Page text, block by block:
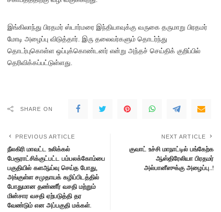
இங்கிலாந்து பிரதமர் ஸ்டார்மரை இந்தியாவுக்கு வருகை தருமாறு பிரதமர்
மோடி அழைப்பு விடுத்தார். இரு தலைவர்களும் தொடர்ந்து
தொடர்புகொள்ள ஒப்புக்கொண்டனர் என்று அந்தச் செய்திக் குறிப்பில்
தெரிவிக்கப்பட்டுள்ளது.
SHARE ON
PREVIOUS ARTICLE
நீலகிரி மாவட்ட உலிக்கல்
பேரூராட்சிக்குட்பட்ட பம்பலக்கோம்பை
பகுதியில் களஆய்வு செய்த போது,
அங்குள்ள சமுதாயக் கழிப்பிடத்தில்
போதுமான தண்ணீர் வசதி மற்றும்
மின்சார வசதி ஏற்படுத்தி தர
வேண்டும் என அப்பகுதி மக்கள்.
NEXT ARTICLE
குவாட் உச்சி மாநாட்டில் பங்கேற்க
ஆஸ்திரேலியா பிரதமர்
அல்பானீஸுக்கு அழைப்பு..!